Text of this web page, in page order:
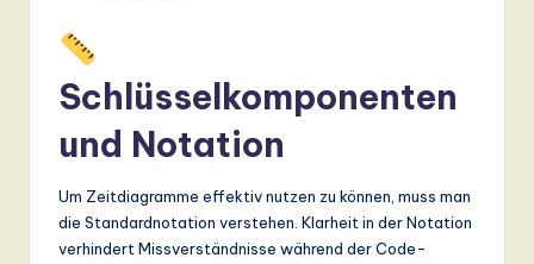
Schlüsselkomponenten
und Notation
Um Zeitdiagramme effektiv nutzen zu können, muss man
die Standardnotation verstehen. Klarheit in der Notation
verhindert Missverständnisse während der Code-